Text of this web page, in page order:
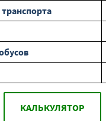
КАЛЬКУЛЯТОР